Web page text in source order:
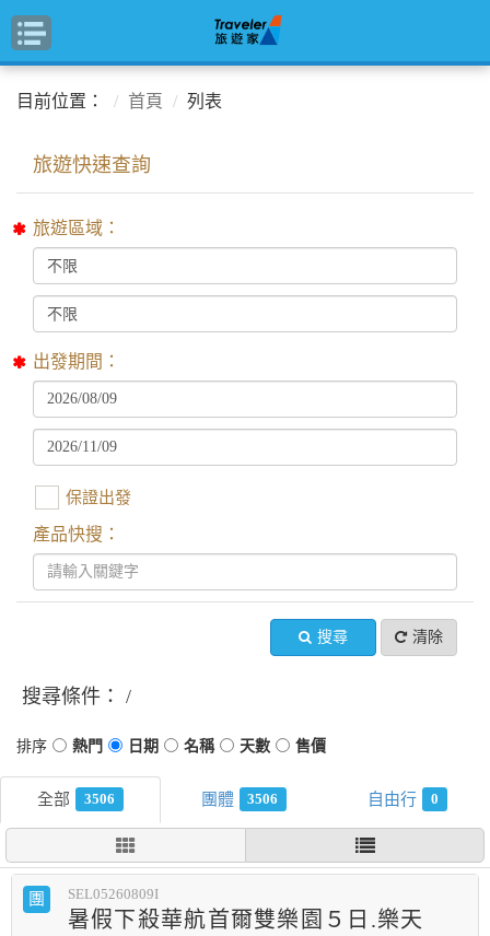
目前位置： 首頁 列表
旅遊區域：
出發期間：
保證出發
產品快搜：
搜尋 清除
搜尋條件：
3506 3506 0
團 SEL05260809I
暑假下殺華航首爾雙樂園５日.樂天